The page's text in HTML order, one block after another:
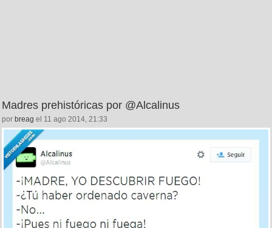
Madres prehistóricas por @Alcalinus
por breag el 11 ago 2014, 21:33